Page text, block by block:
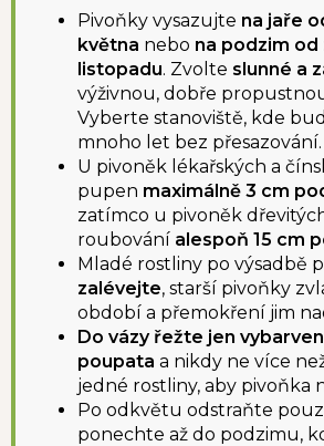
Pivoňky vysazujte na jaře
května nebo na podzim od
listopadu. Zvolte slunné a
výživnou, dobře
Vyberte stanoviště, kde
mnoho let bez přesazování.
U pivoněk lékařských a
pupen maximálně 3 cm
zatímco u pivoněk
roubování alespoň 15 cm
Mladé rostliny po výsadbě
zalévejte, starší pivoňky
období a přemokření jim
Do vázy řežte jen
poupata a nikdy ne více
jedné rostliny, aby pivoňka
Po odkvětu odstraňte
ponechte až do podzimu,